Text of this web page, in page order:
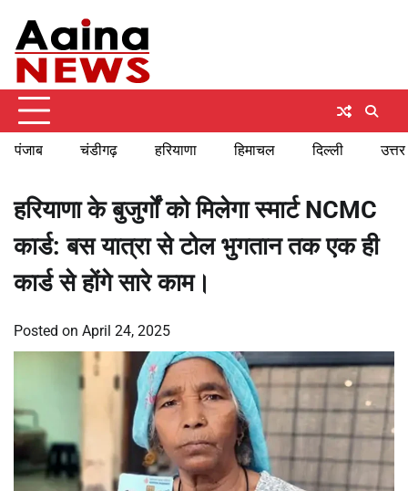
content
पंजाब चंडीगढ़ हरियाणा हिमाचल दिल्ली
हरियाणा के बुजुर्गों को मिलेगा स्मार्ट NCMC
कार्ड: बस यात्रा से टोल भुगतान तक एक ही
कार्ड से होंगे सारे काम।
Posted on April 24, 2025